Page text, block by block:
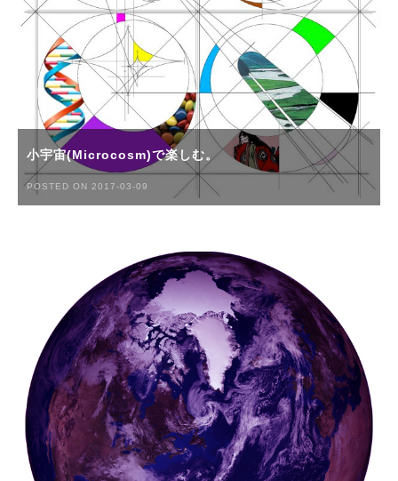
小宇宙(Microcosm)で楽しむ。
POSTED ON 2017-03-09